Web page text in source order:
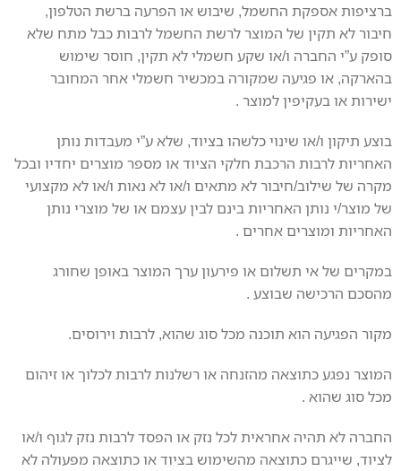
ברציפות אספקת החשמל, שיבוש או הפרעה ברשת הטלפון,
חיבור לא תקין של המוצר לרשת החשמל לרבות כבל מתח שלא
סופק ע”י החברה ו/או שקע חשמלי לא תקין, חוסר שימוש
בהארקה, או פגיעה שמקורה במכשיר חשמלי אחר המחובר
ישירות או בעקיפין למוצר .
בוצע תיקון ו/או שינוי כלשהו בציוד, שלא ע”י מעבדות נותן
האחריות לרבות הרכבת חלקי הציוד או מספר מוצרים יחדיו ובכל
מקרה של שילוב/חיבור לא מתאים ו/או לא נאות ו/או לא מקצועי
של מוצר/י נותן האחריות בינם לבין עצמם או של מוצרי נותן
האחריות ומוצרים אחרים .
במקרים של אי תשלום או פירעון ערך המוצר באופן שחורג
מהסכם הרכישה שבוצע .
מקור הפגיעה הוא תוכנה מכל סוג שהוא, לרבות וירוסים.
המוצר נפגע כתוצאה מהזנחה או רשלנות לרבות לכלוך או זיהום
מכל סוג שהוא .
החברה לא תהיה אחראית לכל נזק או הפסד לרבות נזק לגוף ו/או
לציוד, שייגרם כתוצאה מהשימוש בציוד או כתוצאה מפעולה לא